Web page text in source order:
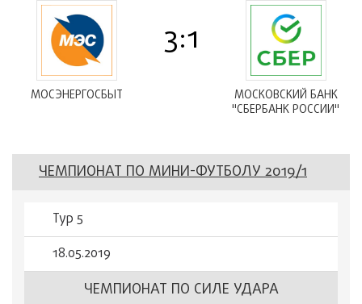
МОСЭНЕРГОСБЫТ
3:1
МОСКОВСКИЙ БАНК
"СБЕРБАНК РОССИИ"
ЧЕМПИОНАТ ПО МИНИ-ФУТБОЛУ 2019/1
Тур 5
18.05.2019
ЧЕМПИОНАТ ПО СИЛЕ УДАРА